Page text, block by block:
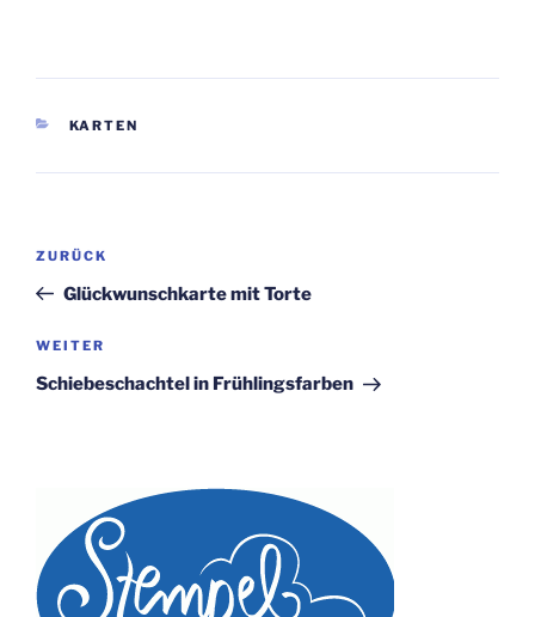
KATEGORIEN
KARTEN
Beitragsnavigation
Vorheriger
Beitrag
ZURÜCK
Glückwunschkarte mit Torte
Nächster
Beitrag
WEITER
Schiebeschachtel in Frühlingsfarben